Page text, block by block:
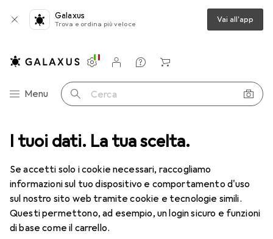
I tuoi dati. La tua scelta.
Se accetti solo i cookie necessari, raccogliamo
informazioni sul tuo dispositivo e comportamento d'uso
sul nostro sito web tramite cookie e tecnologie simili.
Questi permettono, ad esempio, un login sicuro e funzioni
di base come il carrello.
Galaxus
Trova e ordina più veloce Vai all'app
Categoria Navigazione
Menu Cerca
Impostazioni
Conto cliente
Liste di confronto
Liste dei desideri
Carrello
Lenti a contatto Air Optix HydraGlyde per l'astigmatismo 6
1 Immagine
Air Optix HydraGlyde per
EUR
49,16 EUR
8,20/1pz.